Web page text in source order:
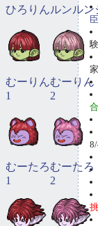
ひろりんルンルン
むーりん
1
むーりん
2
むーたろ
1
むーたろ
2